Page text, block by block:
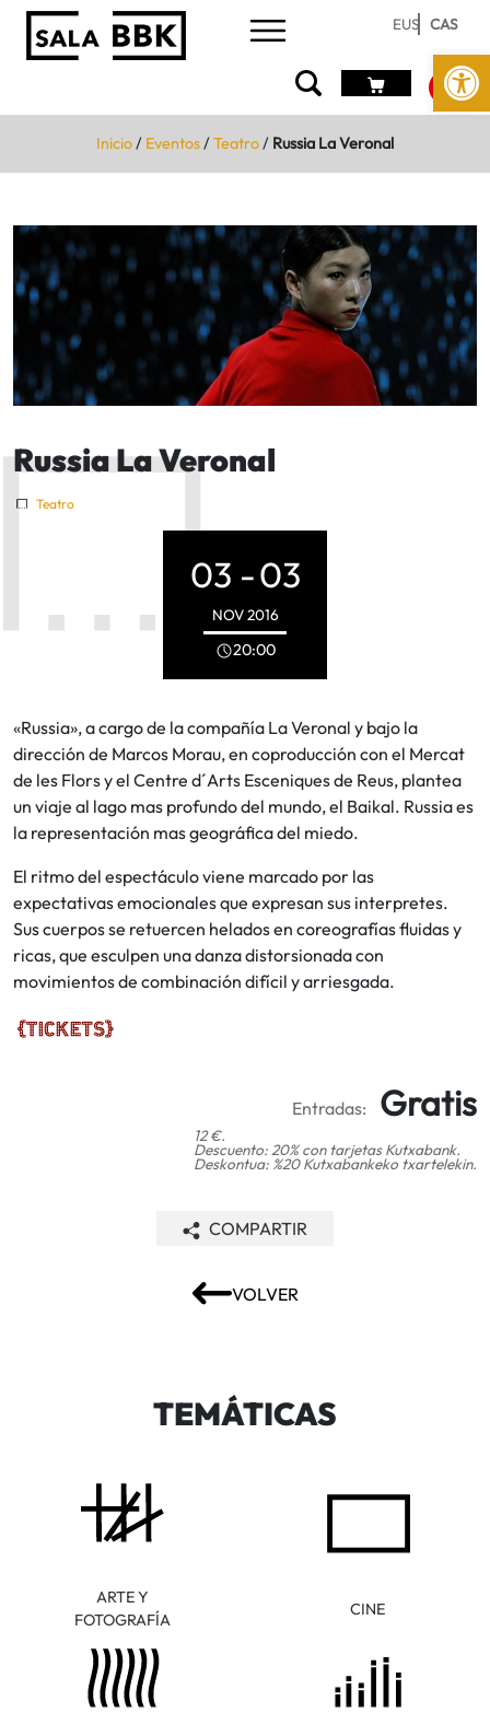
Abrir
EUS CAS
Inicio/ Eventos/Teatro/ Russia La Veronal
Russia La Veronal
Teatro
03 -03
NOV2016
20:00
«Russia», a cargo de la compañía La Veronal y bajo la
dirección de Marcos Morau, en coproducción con el Mercat
de les Flors y el Centre d´Arts Esceniques de Reus, plantea
un viaje al lago mas profundo del mundo, el Baikal. Russia es
la representación mas geográfica del miedo.
El ritmo del espectáculo viene marcado por las
expectativas emocionales que expresan sus interpretes.
Sus cuerpos se retuercen helados en coreografías fluidas y
ricas, que esculpen una danza distorsionada con
movimientos de combinación difícil y arriesgada.
Entradas: Gratis
12 €.
Descuento: 20% con tarjetas Kutxabank.
Deskontua: %20 Kutxabankeko txartelekin.
VOLVER
COMPARTIR
TEMÁTICAS
ARTE Y
FOTOGRAFÍA
CINE